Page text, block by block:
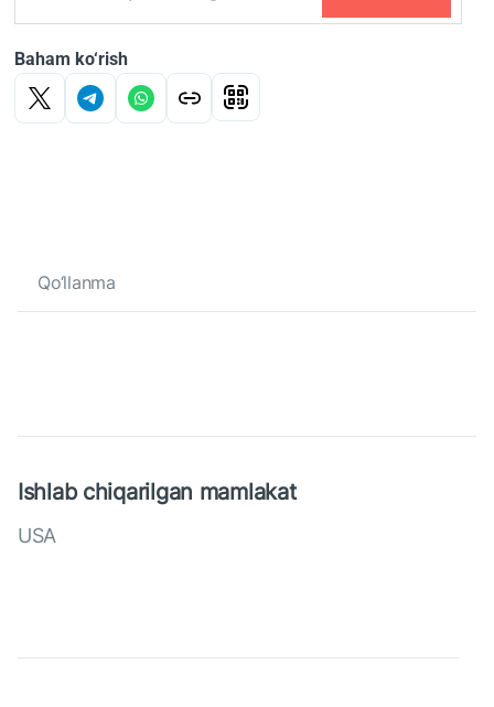
Baham ko‘rish
Qo‘llanma
Ishlab chiqarilgan mamlakat
USA